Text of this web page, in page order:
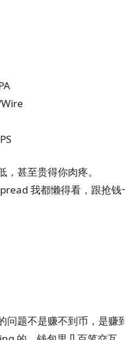
甚至贵得你肉疼。
我都懒得看，跟抢钱
问题不是赚不到币，是赚